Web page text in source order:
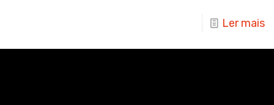
Ler mais